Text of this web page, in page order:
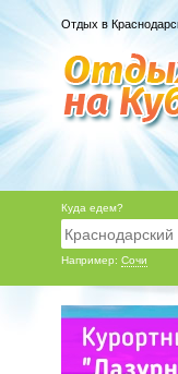
Отдых в
Куда едем?
Например: Сочи